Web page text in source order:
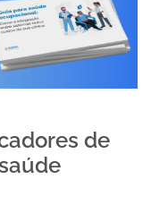
de